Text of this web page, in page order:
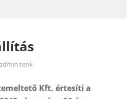
Kft. értesíti a